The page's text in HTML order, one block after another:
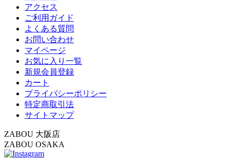
アクセス
ご利用ガイド
よくある質問
お問い合わせ
マイページ
お気に入り一覧
新規会員登録
カート
プライバシーポリシー
特定商取引法
サイトマップ
ZABOU 大阪店
ZABOU OSAKA